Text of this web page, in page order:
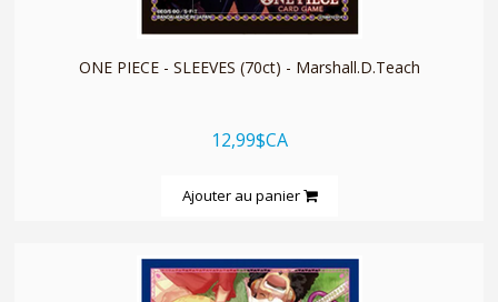
ONE PIECE - SLEEVES (70ct) - Marshall.D.Teach
12,99$CA
Ajouter au panier